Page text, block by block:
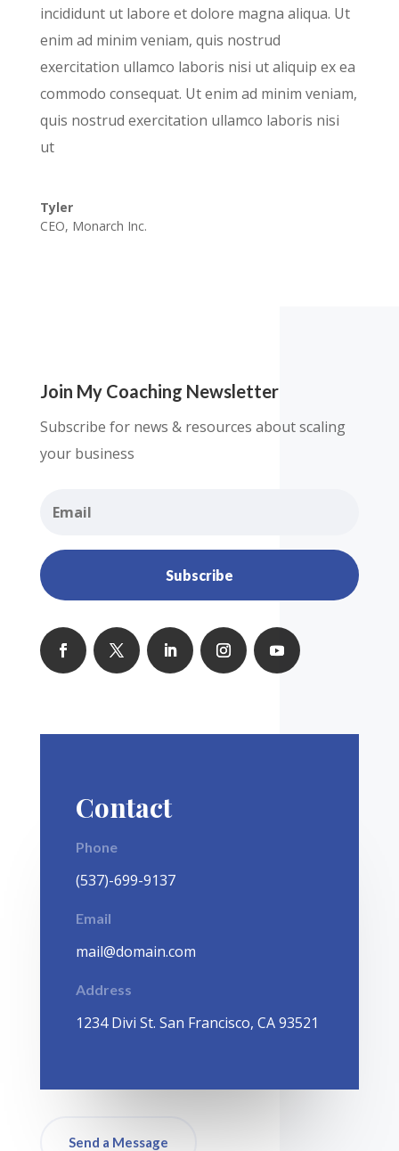
incididunt ut labore et dolore magna aliqua. Ut
enim ad minim veniam, quis nostrud
exercitation ullamco laboris nisi ut aliquip ex ea
commodo consequat. Ut enim ad minim veniam,
quis nostrud exercitation ullamco laboris nisi
ut
Tyler
CEO, Monarch Inc.
Join My Coaching Newsletter
Subscribe for news & resources about scaling
your business
Subscribe
Contact
Phone
(537)-699-9137
Email
mail@domain.com
Address
1234 Divi St. San Francisco, CA 93521
Send a Message